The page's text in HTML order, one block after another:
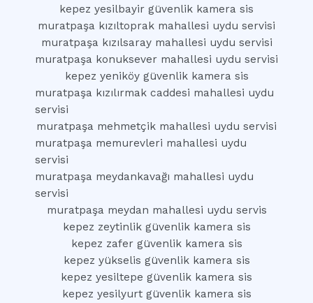
kepez yesilbayir güvenlik kamera sis
muratpaşa kızıltoprak mahallesi uydu servisi
muratpaşa kızılsaray mahallesi uydu servisi
muratpaşa konuksever mahallesi uydu servisi
kepez yeniköy güvenlik kamera sis
muratpaşa kızılırmak caddesi mahallesi uydu
servisi
muratpaşa mehmetçik mahallesi uydu servisi
muratpaşa memurevleri mahallesi uydu
servisi
muratpaşa meydankavağı mahallesi uydu
servisi
muratpaşa meydan mahallesi uydu servis
kepez zeytinlik güvenlik kamera sis
kepez zafer güvenlik kamera sis
kepez yükselis güvenlik kamera sis
kepez yesiltepe güvenlik kamera sis
kepez yesilyurt güvenlik kamera sis